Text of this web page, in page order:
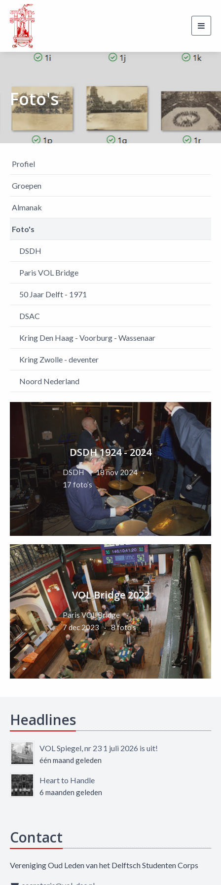
Foto's
Profiel
Groepen
Almanak
Foto's
DSDH
Paris VOL Bridge
50 Jaar Delft - 1971
DSAC
Kring Den Haag - Voorburg - Wassenaar
Kring Zwolle - deventer
Noord Nederland
DSDH 1924 - 2024
DSDH
18 nov 2024
17 foto’s
VOL Bridge 2022
Paris VOL Bridge
7 dec 2023
8 foto’s
Headlines
VOL Spiegel, nr 23 1 juli 2026 is uit!
één maand geleden
Heart to Handle
6 maanden geleden
Contact
Vereniging Oud Leden van het Delftsch Studenten Corps